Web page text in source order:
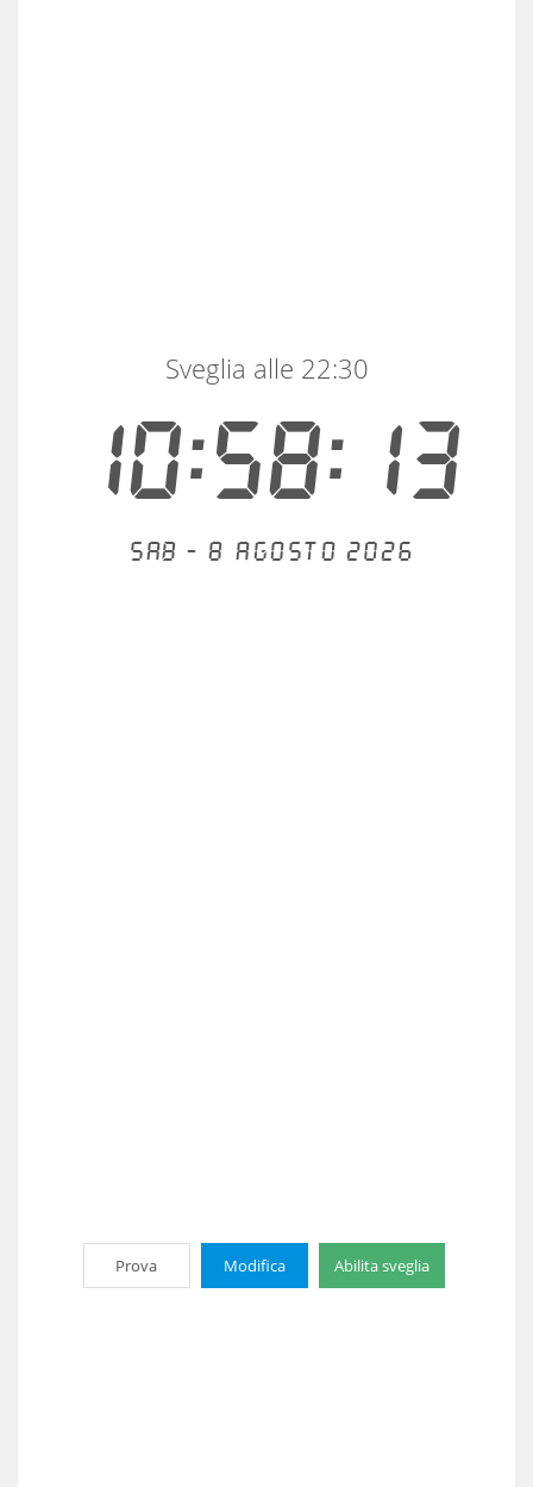
10:58:14
Sveglia alle 22:30
Sab - 8 agosto 2026
Prova Modifica Abilita sveglia